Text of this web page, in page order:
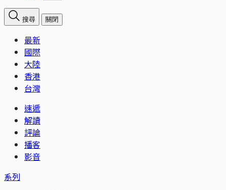
搜尋 關閉
最新
國際
大陸
香港
台灣
速遞
解讀
評論
播客
影音
系列